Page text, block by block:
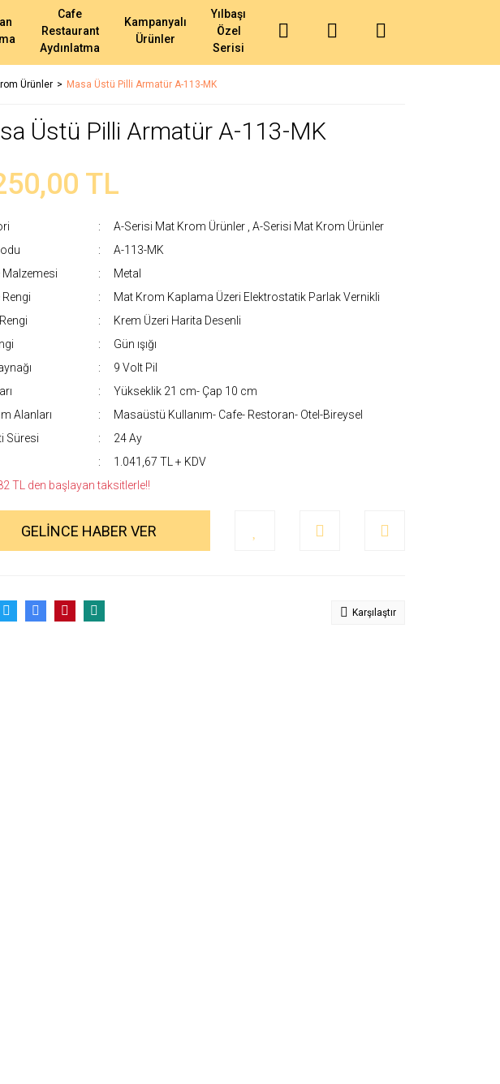
Cafe
Restaurant
Aydınlatma
Kampanyalı
Ürünler
Yılbaşı
Özel
Serisi
Ürünler Masa Üstü Pilli Armatür A-113-MK
Üstü Pilli Armatür A-113-MK
TL
A-Serisi Mat Krom Ürünler A-Serisi Mat Krom Ürünler
A-113-MK
Malzemesi
Metal
Mat Krom Kaplama Üzeri Elektrostatik Parlak Vernikli
Krem Üzeri Harita Desenli
Gün ışığı
9 Volt Pil
Yükseklik 21 cm- Çap 10 cm
Alanları
Masaüstü Kullanım- Cafe- Restoran- Otel-Bireysel
Süresi
24 Ay
1.041,67 TL + KDV
TL den başlayan taksitlerle!!
GELİNCE HABER VER
Karşılaştır